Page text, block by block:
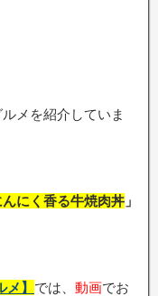
メを紹介していま
んにく香る牛焼肉丼 」
】 では、 動画でお